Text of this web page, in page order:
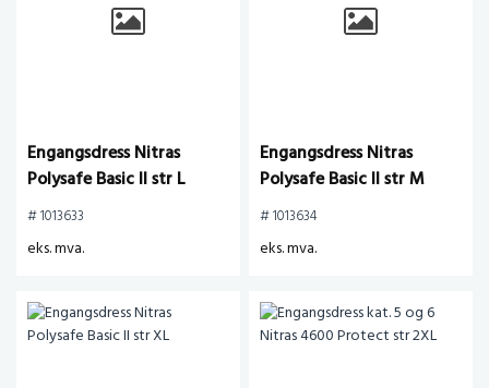
Engangsdress Nitras
Polysafe Basic II str L
# 1013633
eks. mva.
Engangsdress Nitras
Polysafe Basic II str M
# 1013634
eks. mva.